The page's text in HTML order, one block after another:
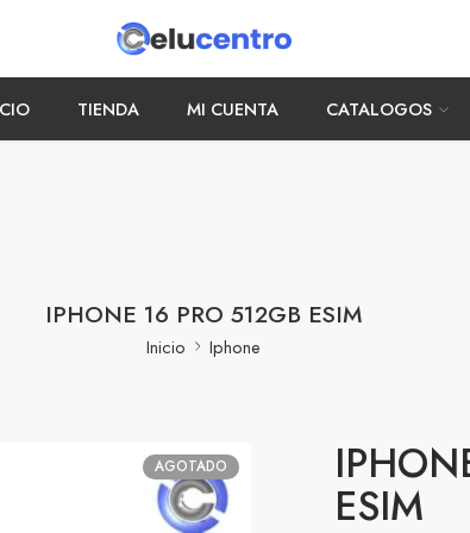
TIENDA MI CUENTA CATALOGOS
IPHONE 16 PRO 512GB ESIM
Inicio Iphone
AGOTADO
ESIM